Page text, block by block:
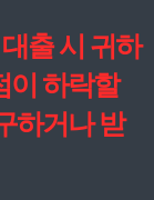
출 시 귀하
이 하락할
하거나 받